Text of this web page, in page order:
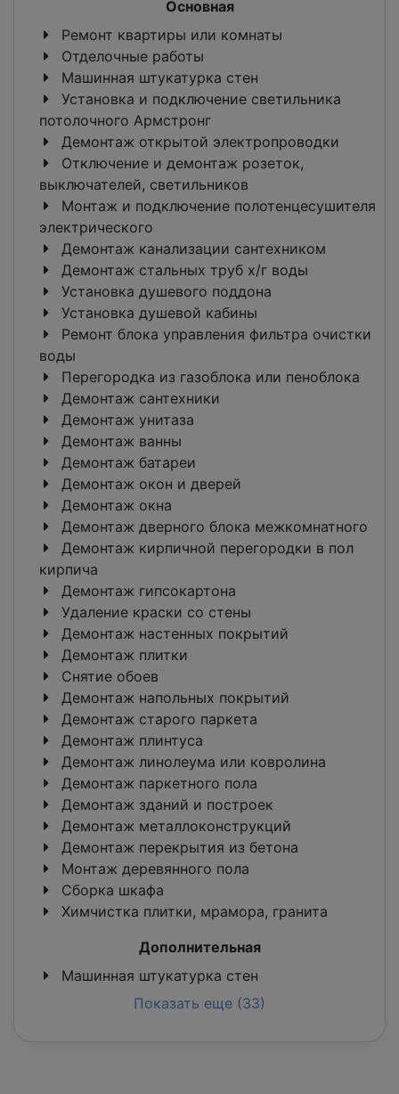
Основная
Ремонт квартиры или комнаты
Отделочные работы
Машинная штукатурка стен
Установка и подключение светильника
потолочного Армстронг
Демонтаж открытой электропроводки
Отключение и демонтаж розеток,
выключателей, светильников
Монтаж и подключение полотенцесушителя
электрического
Демонтаж канализации сантехником
Демонтаж стальных труб х/г воды
Установка душевого поддона
Установка душевой кабины
Ремонт блока управления фильтра очистки
воды
Перегородка из газоблока или пеноблока
Демонтаж сантехники
Демонтаж унитаза
Демонтаж ванны
Демонтаж батареи
Демонтаж окон и дверей
Демонтаж окна
Демонтаж дверного блока межкомнатного
Демонтаж кирпичной перегородки в пол
кирпича
Демонтаж гипсокартона
Удаление краски со стены
Демонтаж настенных покрытий
Демонтаж плитки
Снятие обоев
Демонтаж напольных покрытий
Демонтаж старого паркета
Демонтаж плинтуса
Демонтаж линолеума или ковролина
Демонтаж паркетного пола
Демонтаж зданий и построек
Демонтаж металлоконструкций
Демонтаж перекрытия из бетона
Монтаж деревянного пола
Сборка шкафа
Химчистка плитки, мрамора, гранита
Дополнительная
Машинная штукатурка стен
Показать еще (33)